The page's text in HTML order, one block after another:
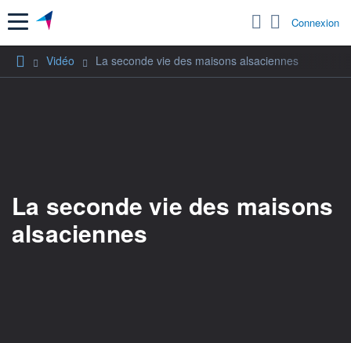
Menu Connexion
Vidéo La seconde vie des maisons alsaciennes
La seconde vie des maisons
alsaciennes